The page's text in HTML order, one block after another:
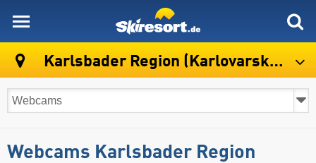
Karlsbader Region (Karlovarský kraj)
Webcams Karlsbader Region